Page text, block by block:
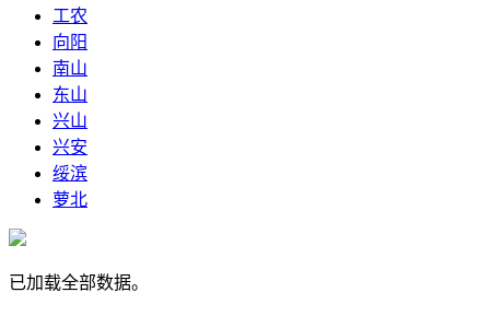
工农
向阳
南山
东山
兴山
兴安
绥滨
萝北
已加载全部数据。